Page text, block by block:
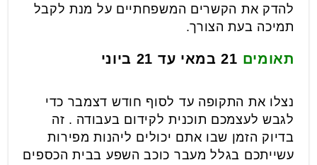
להדק את הקשרים המשפחתיים על מנת לקבל
תמיכה בעת הצורך.
תאומים 21 במאי עד 21 ביוני
נצלו את התקופה עד לסוף חודש דצמבר כדי
לגבש לעצמכם תוכנית לקידום בעבודה . זה
בדיוק הזמן שבו אתם יכולים ליהנות מפירות
עשייתכם בגלל מעבר כוכב השפע בבית הכספים